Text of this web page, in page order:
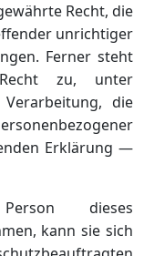
Recht, die
unrichtiger
Ferner steht
zu, unter
die
Erklärung —
dieses
kann sie sich